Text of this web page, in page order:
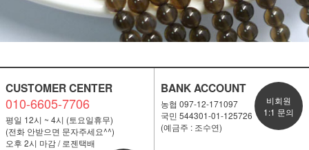
CUSTOMER CENTER
010-6605-7706
평일 12시 ~ 4시 (토요일휴무)
(전화 안받으면 문자주세요^^)
오후 2시 마감 / 로젠택배
BANK ACCOUNT
농협 097-12-171097
국민 544301-01-125726
(예금주 : 조수연)
비회원
1:1 문의